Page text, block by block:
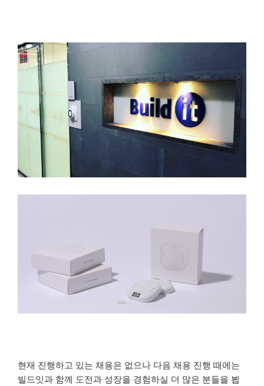
현재 진행하고 있는 채용은 없으나 다음 채용 진행 때에는
빌드잇과 함께 도전과 성장을 경험하실 더 많은 분들을 뵙